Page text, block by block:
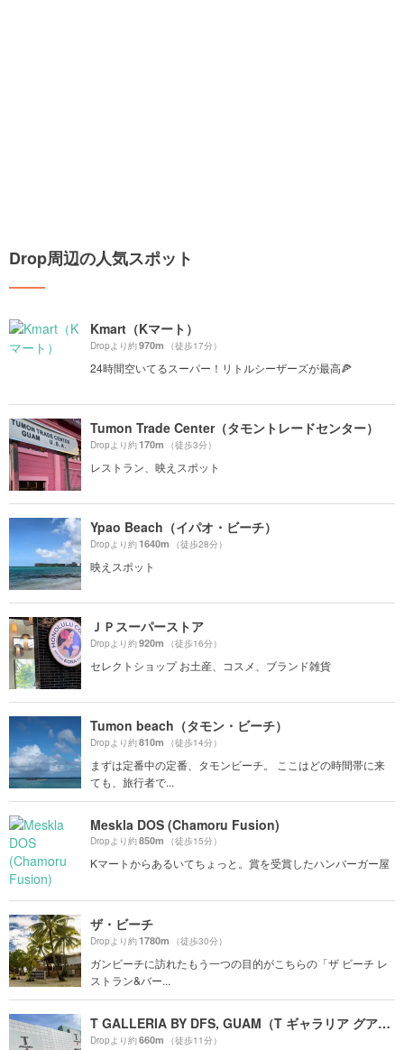
Drop周辺の人気スポット
Kmart（Kマート）
Dropより約970m （徒歩17分）
24時間空いてるスーパー！リトルシーザーズが最高🍕
Tumon Trade Center（タモントレードセンター）
Dropより約170m （徒歩3分）
レストラン、映えスポット
Ypao Beach（イパオ・ビーチ）
Dropより約1640m （徒歩28分）
映えスポット
ＪＰスーパーストア
Dropより約920m （徒歩16分）
セレクトショップ お土産、コスメ、ブランド雑貨
Tumon beach（タモン・ビーチ）
Dropより約810m （徒歩14分）
まずは定番中の定番、タモンビーチ。 ここはどの時間帯に来
ても、旅行者で...
Meskla DOS (Chamoru Fusion)
Dropより約850m （徒歩15分）
Kマートからあるいてちょっと。賞を受賞したハンバーガー屋
ザ・ビーチ
Dropより約1780m （徒歩30分）
ガンビーチに訪れたもう一つの目的がこちらの「ザ ビーチ レ
ストラン&バー...
T GALLERIA BY DFS, GUAM（T ギャラリア グアム by DFS）
Dropより約660m （徒歩11分）